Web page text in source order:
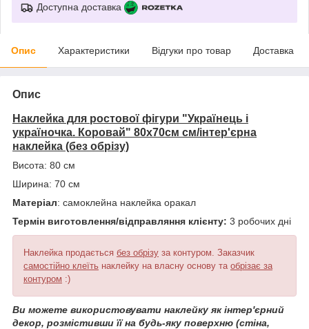
Доступна доставка
Опис Характеристики Відгуки про товар Доставка
Опис
Наклейка для ростової фігури "Українець і
україночка. Коровай" 80х70см см/інтер'єрна
наклейка (без обрізу)
Висота: 80 см
Ширина: 70 см
Матеріал: самоклейна наклейка оракал
Термін виготовлення/відправляння клієнту: 3 робочих дні
Наклейка продається без обрізу за контуром. Заказчик
самостійно клеїть наклейку на власну основу та обрізає за
контуром :)
Ви можете використовувати наклейку як інтер'єрний
декор, розмістивши її на будь-яку поверхню (стіна,